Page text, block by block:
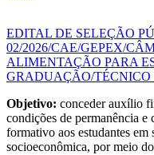
EDITAL DE SELEÇÃO
02/2026/CAE/GEPEX/
ALIMENTAÇÃO PARA
GRADUAÇÃO/TÉCNICO
Objetivo: conceder auxílio
condições de permanência
formativo aos estudantes em
socioeconômica, por meio